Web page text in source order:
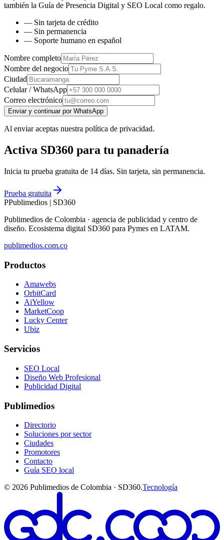
también la Guía de Presencia Digital y SEO Local como regalo.
— Sin tarjeta de crédito
— Sin permanencia
— Soporte humano en español
Nombre completo
Nombre del negocio
Ciudad
Celular / WhatsApp
Correo electrónico
Enviar y continuar por WhatsApp
Al enviar aceptas nuestra política de privacidad.
Activa SD360 para tu panadería
Inicia tu prueba gratuita de 14 días. Sin tarjeta, sin permanencia.
Prueba gratuita
PPublimedios | SD360
Publimedios de Colombia · agencia de publicidad y centro de
diseño. Ecosistema digital SD360 para Pymes en LATAM.
publimedios.com.co
Productos
Amawebs
OrbitCard
AiYellow
MarketCoop
Lucky Center
Ubiz
Servicios
SEO Local
Diseño Web Profesional
Publicidad Digital
Publimedios
Directorio
Soluciones por sector
Ciudades
Promotores
Contacto
Guía SEO local
© 2026 Publimedios de Colombia · SD360.Tecnología